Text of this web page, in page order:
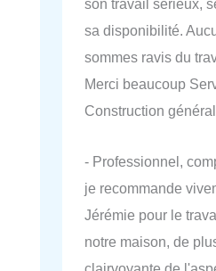
son travail sérieux,
sa disponibilité.
sommes ravis du
Merci beaucoup
Construction
- Professionnel,
je recommande
Jérémie pour le
notre maison, de